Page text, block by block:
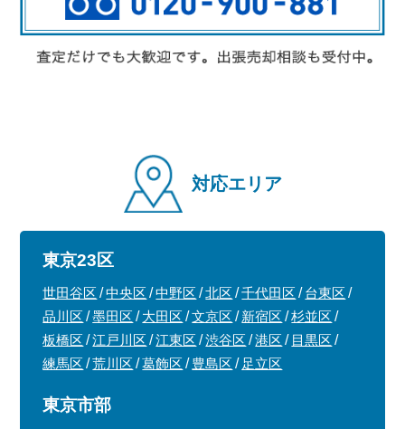
対応エリア
東京23区
世田谷区 中央区 中野区 北区 千代田区
台東区
品川区
墨田区 大田区 文京区 新宿区
杉並区
板橋区
江戸川区 江東区 渋谷区 港区
目黒区
練馬区
荒川区 葛飾区 豊島区 足立区
東京市部